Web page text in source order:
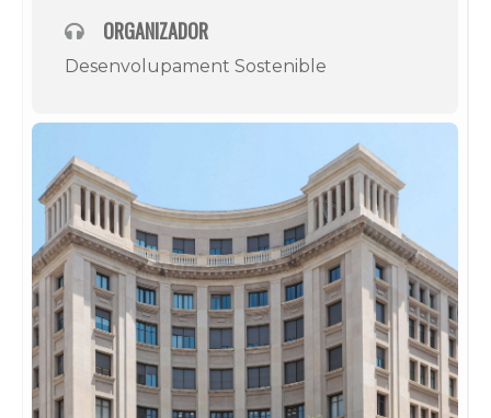
ORGANIZADOR
Desenvolupament Sostenible